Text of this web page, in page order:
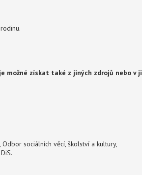
možné získat také z jiných zdrojů nebo v
sociálních věcí, školství a kultury,